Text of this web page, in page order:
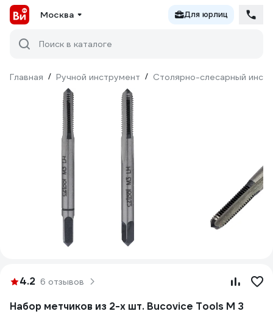
Москва Для юрлиц
Поиск в каталоге
Главная / Ручной инструмент / Столярно-слесарный
4.2 6 отзывов
Набор метчиков из 2-х шт. Bucovice Tools M 3